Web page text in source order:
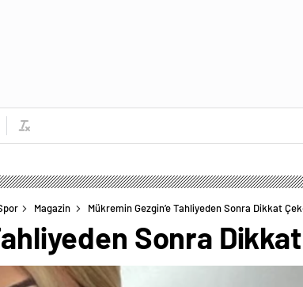
Magazin Mükremin Gezgin’e Tahliyeden Sonra Dikkat
Sonra